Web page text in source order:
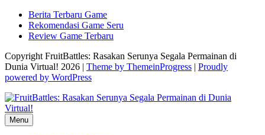
Skip
content
Berita Terbaru Game
Rekomendasi Game Seru
Review Game Terbaru
Copyright FruitBattles: Rasakan Serunya Segala Permainan di
Dunia Virtual! 2026 | Theme by ThemeinProgress | Proudly
powered by WordPress
Menu